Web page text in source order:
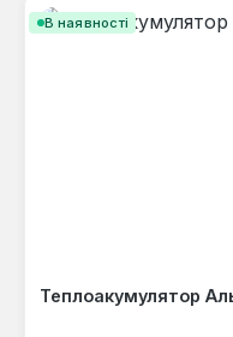
В наявності
Теплоакумулятор